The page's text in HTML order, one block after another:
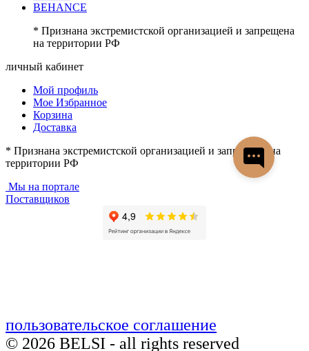
BEHANCE
* Признана экстремистской организацией и запрещена
на территории РФ
личный кабинет
Мой профиль
Мое Избранное
Корзина
Доставка
* Признана экстремистской организацией и запрещена на
территории РФ
Мы на портале
Поставщиков
пользовательское соглашение
© 2026 BELSI - all rights reserved